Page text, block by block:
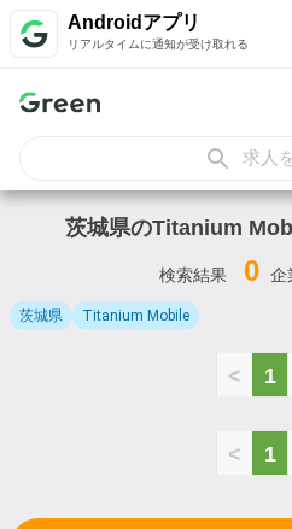
Androidアプリ
リアルタイムに通知が受け取れる
求人
茨城県のTitanium
検索結果 0 企
茨城県 Titanium Mobile
< 1
< 1